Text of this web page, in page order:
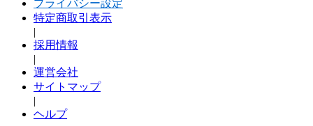
プライバシー設定
特定商取引表示
|
採用情報
|
運営会社
サイトマップ
|
ヘルプ